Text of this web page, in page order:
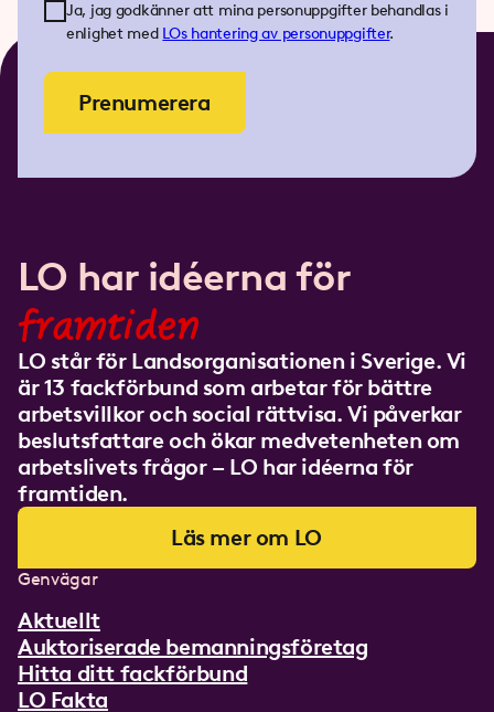
Ja, jag godkänner att mina personuppgifter behandlas i
enlighet med LOs hantering av personuppgifter.
Prenumerera
LO har idéerna för
framtiden
LO står för Landsorganisationen i Sverige. Vi
är 13 fackförbund som arbetar för bättre
arbetsvillkor och social rättvisa. Vi påverkar
beslutsfattare och ökar medvetenheten om
arbetslivets frågor – LO har idéerna för
framtiden.
Läs mer om LO
Genvägar
Aktuellt
Auktoriserade bemanningsföretag
Hitta ditt fackförbund
LO Fakta